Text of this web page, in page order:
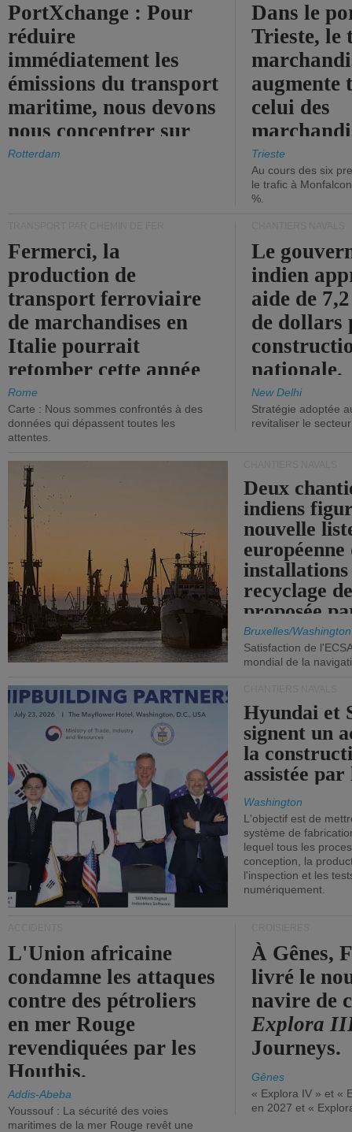
PortXchange : Pour
réduire
immédiatement les
émissions du transport
maritime, nous devons
nous concentrer sur
les ports.
Rotterdam
Dans le
Trieste, le
augmente
celui des
diminue.
Trieste
Au cours des six
le trafic à
%.
Fermerci, la
production de
transport ferroviaire
de marchandises en
Italie pourrait
retomber cette année
aux niveaux de 2015.
Rome
Carte : Nous sommes confrontés à des
données qui dépassent toutes les
attentes.
Le
indien
aide de
de dollars
nationale.
New Delhi
Stratégie adoptée
revitaliser le secteur
Deux
indiens
nouvelle
européenne
installations
recyclage
proposée
Bruxelles/Washington
Satisfaction de
mondial de la
Hyundai et
signent un
la
assistée
Washington
L'objectif est de
système de
lequel tous les
conception, la
l'inspection et les
numériquement.
L'Union africaine
condamne les attaques
contre des pétroliers
en mer Rouge
revendiquées par les
Houthis.
Addis-Abeba
Youssouf : La sécurité des voies
maritimes de la mer Rouge revêt une
À Gênes,
livré le
navire de
Explora
Journeys.
Gênes
« Explora IV » et «
en 2027 et «